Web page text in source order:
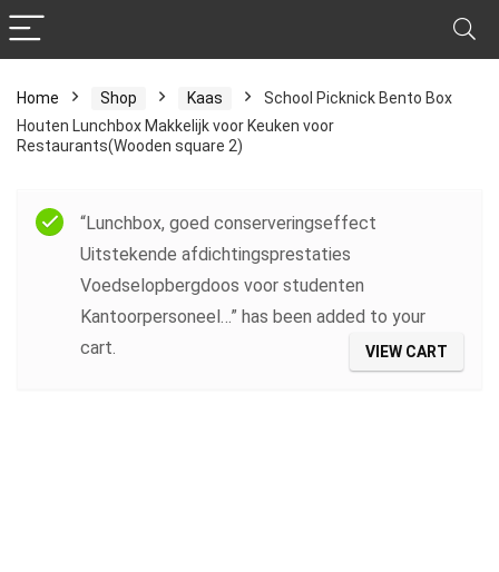
Home Shop Kaas
School Picknick Bento Box
Houten Lunchbox Makkelijk voor Keuken voor
Restaurants(Wooden square 2)
“Lunchbox, goed conserveringseffect
Uitstekende afdichtingsprestaties
Voedselopbergdoos voor studenten
Kantoorpersoneel…” has been added to your
cart.
VIEW CART